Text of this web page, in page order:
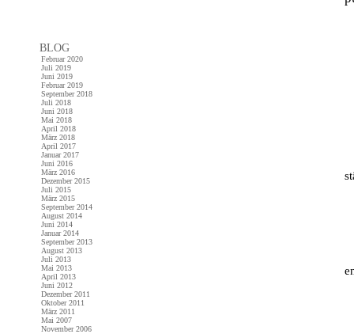
BLOG
Februar 2020
Juli 2019
Juni 2019
Februar 2019
September 2018
Juli 2018
Juni 2018
Mai 2018
April 2018
März 2018
April 2017
Januar 2017
Juni 2016
März 2016
Dezember 2015
Juli 2015
März 2015
September 2014
August 2014
Juni 2014
Januar 2014
September 2013
August 2013
Juli 2013
Mai 2013
April 2013
Juni 2012
Dezember 2011
Oktober 2011
März 2011
Mai 2007
November 2006